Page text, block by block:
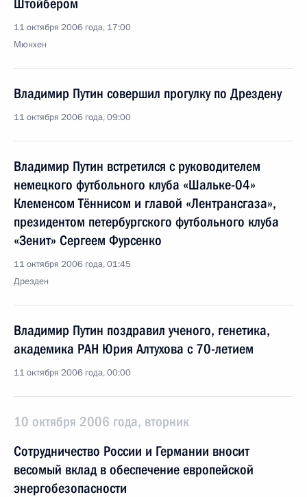
Штойбером
11 октября 2006 года, 17:00
Мюнхен
Владимир Путин совершил прогулку по Дрездену
11 октября 2006 года, 09:00
Владимир Путин встретился с руководителем
немецкого футбольного клуба «Шальке-04»
Клеменсом Тённисом и главой «Лентрансгаза»,
президентом петербургского футбольного клуба
«Зенит» Сергеем Фурсенко
11 октября 2006 года, 01:45
Дрезден
Владимир Путин поздравил ученого, генетика,
академика РАН Юрия Алтухова с 70-летием
11 октября 2006 года, 00:00
10 октября 2006 года, вторник
Сотрудничество России и Германии вносит
весомый вклад в обеспечение европейской
энергобезопасности